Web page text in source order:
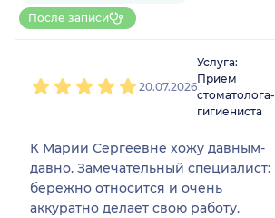
До 5 записей через
НаПоправку
После записи
20.07.2026
Услуга:
Прием
стоматолога-
гигиениста
К Марии Сергеевне хожу давным-
давно. Замечательный специалист:
бережно относится и очень
аккуратно делает свою работу.